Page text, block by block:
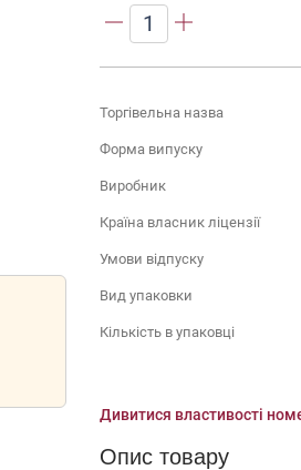
1
Торгівельна назва
Форма випуску
Виробник
Країна власник ліцензії
Умови відпуску
Вид упаковки
Кількість в упаковці
Дивитися властивості
Опис товару